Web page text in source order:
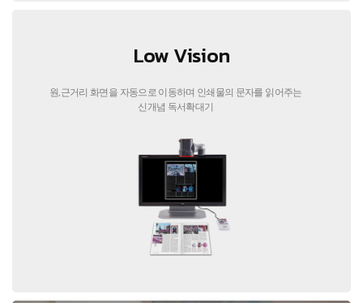
Low Vision
원,근거리 화면을 자동으로 이동하며 인쇄물의 문자를 읽어주는
신개념 독서확대기